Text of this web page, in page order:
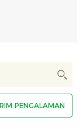
PENGALAMAN